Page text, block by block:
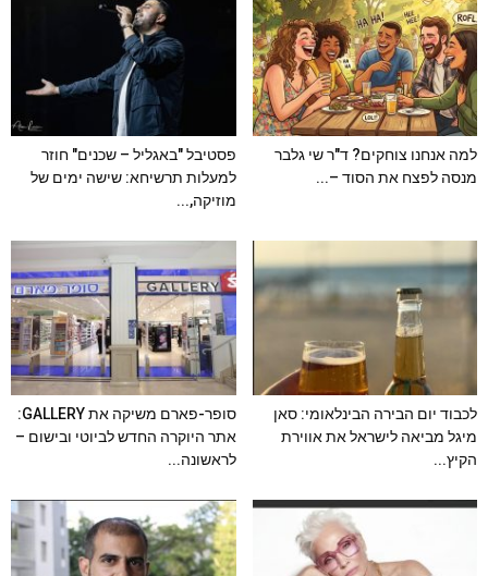
למה אנחנו צוחקים? ד"ר שי גלבר
מנסה לפצח את הסוד –...
פסטיבל "באגליל – שכנים" חוזר
למעלות תרשיחא: שישה ימים של
מוזיקה,...
לכבוד יום הבירה הבינלאומי: סאן
מיגל מביאה לישראל את אווירת
הקיץ...
סופר-פארם משיקה את GALLERY:
אתר היוקרה החדש לביוטי ובישום –
לראשונה...